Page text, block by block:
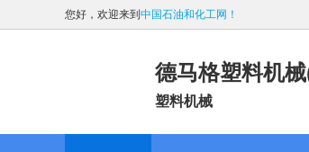
您好，欢迎来到 中国石油和化工网！
德马格塑料机
塑料机械